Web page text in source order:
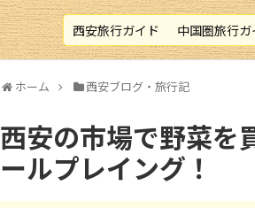
西安旅行ガイド 中国圏旅行ガ
ホーム 西安ブログ・旅行記
西安の市場で野菜を
ールプレイング！